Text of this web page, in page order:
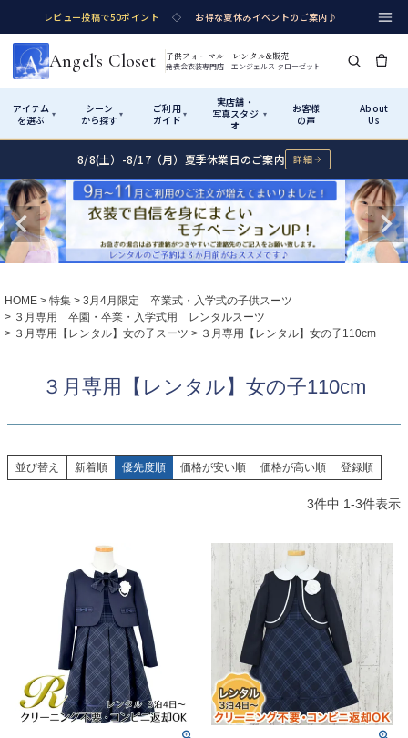
レビュー投稿で50ポイント ◇ お得な夏休みイベントのご案内♪
Angel's Closet 子供フォーマル レンタル&販売
発表会衣装専門店 エンジェルス クローゼット
アイテム
を選ぶ
▾
シーン
から探す ▾
ご利用
ガイド ▾
実店舗・
写真スタジ
オ
▾
お客様
の声
About
Us
Shop by Category アイテムから探す
カテゴリ詳細→ サイズで選ぶ→
Rental レンタル
女の子ドレス
七五三着物 シューズ
アウター レディース
販売
コスチューム アウター
インナー・パニエ アクセサリー
Shop by Occasion シーンから探す
性別・サイズで絞り込む→
発表会・コンクール 結婚式
Graduation & Entrance
卒業式・入学式
きちんと感のあるフォーマル
Shichi-Go-San
七五三
3歳・5歳・7歳の晴れの日
How It Works ご利用ガイド
Startはじめに
01
レンタル・販売の入口
02 サイズの選び方
Angel's Closetについて
Rentalレンタル
レンタルの流れ
4ステップで簡単
あんしんパック
汚れ・キズ・破損の補償
Buy & Supportご購入・サポート
07 販売・共通のご案内
Visit Us 実店舗・写真スタジオ
Atelier
茨城県土浦市大町14-16-1F
10:00–18:00（完全予約制）
月曜日
店舗を予約する →
8/8(土）-8/17（月）夏季休業日のご案内 詳細
HOME 特集
3月4月限定 卒業式・入学式の子供スーツ
３月専用 卒園・卒業・入学式用 レンタルスーツ
３月専用【レンタル】女の子スーツ
３月専用【レンタル】女の子110cm
３月専用【レンタル】女の子110cm
並び替え 新着順 優先度順 価格が安い順 価格が高い順 登録順
3件中 1-3件表示